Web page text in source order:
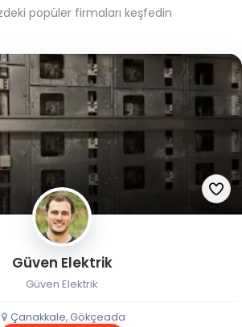
popüler firmaları keşfedin
Güven Elektrik
Güven Elektrik
Çanakkale, Gökçeada